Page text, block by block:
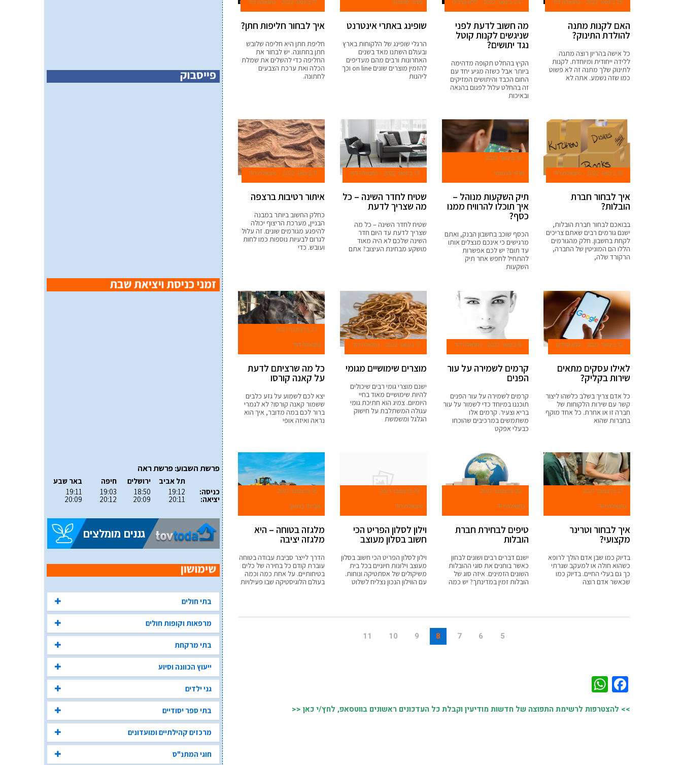
25 בינואר 2022 נתנאלה דוד
האם לקנות מתנה
להולדת התינוק?
כל אישה בהריון רוצה מתנה
ללידה ייחודית ומיוחדת. לקנות
לתינוק שלך מתנה זה לא פשוט
כמו שזה נשמע. אתה לא
24 בינואר 2022 ללא קרדיט
מה חשוב לדעת לפני
שניגשים לקנות קוטל
נגד יתושים?
הקיץ בהחלט תקופה מדהימה
ביותר אבל כשזה מגיע יחד עם
החום הכבד והיתושים המזיקים
זה בהחלט עלול לפגום בהנאה
ובאיכות
מדור פרסומי
שופינג באתרי אינטרנט
הרגלי שופינג של הלקוחות בארץ
ובעולם השתנו מאד בשנים
האחרונות ורבים מהם מעדיפים
להזמין מוצרים שונים on line וכך
ליהנות
17 בינואר 2022 נתנאלה דוד
איך לבחור חליפות חתן?
חליפת חתן היא חליפה שלובש
חתן בחתונה. יש לבחור את
החליפה כדי להשלים את שמלת
הכלה ואת ערכת הצבעים
לחתונה.
16 בינואר 2022 נתנאלה דוד
איך לבחור חברת
הובלות?
בבואכם לבחור חברת הובלות,
ישנם גורמים רבים שאתם צריכים
לקחת בחשבון. חלק מהגורמים
הללו הם המוניטין של החברה,
הרקורד שלה,
16 בינואר 2022
מדור פרסומי
תיק השקעות מנוהל –
איך תוכלו להרוויח ממנו
כסף?
הכסף שוכב בחשבון הבנק, ואתם
מרגישים כי אינכם מנצלים אותו
עד תום? יש לכם אפשרות
להתחיל לחפש אחר תיק
השקעות
13 בינואר 2022 נתנאלה דוד
שטיח לחדר השינה – כל
מה שצריך לדעת
שטיח לחדר השינה – כל מה
שצריך לדעת עד היום חדר
השינה שלכם לא היה מאוד
מושקע מבחינת העיצוב? אתם
11 בינואר 2022 נתנאלה דוד
איתור רטיבות ברצפה
כחלק החשוב ביותר במבנה
הבניין, מערכת הריצוף יכולה
להיפגע מגורמים שונים. זה עלול
לגרום לבעיות נוספות כמו לחות
ועובש. כדי
10 בינואר 2022 ללא קרדיט
לאילו עסקים מתאים
שירות בקליק?
כל אדם צריך בשלב כלשהו ליצור
קשר עם שירות הלקוחות של
חברה זו או אחרת. כל אחד מוקף
בחברות שהוא
8 בינואר 2022 נתנאלה דוד
קרמים לשמירה על עור
הפנים
קרמים לשמירה על עור הפנים
תוכננו במיוחד כדי לשמור על עור
בריא וצעיר. קרמים אלו
משתמשים במרכיבים שהוכחו
כבעלי אפקט
3 בינואר 2022 נתנאלה דוד
מוצרים שימושיים מגומי
ישנם מוצרי גומי רבים שיכולים
להיות שימושיים מאוד בחיי
היומיום. צמיג הוא חתיכת גומי
עגולה המשתלבת על חישוק
הגלגל ומשמשת
23 בדצמבר 2021
נתנאלה דוד
כל מה שרציתם לדעת
על קאנה קורסו
יצא לכם לשמוע על גזע כלבים
ששמור קאנה קורסו? לא לגמרי
ברור לכם במה מדובר, איך הוא
נראה ואיזה אופי
21 בדצמבר 2021
נתנאלה דוד
איך לבחור וטרינר
מקצועי?
בדיוק כמו שבן אדם הולך לרופא
כשהוא חולה או למעקב שגרתי
כך גם בעלי החיים. בדיוק כמו
שכאשר אדם רוצה
20 בדצמבר 2021
נתנאלה דוד
טיפים לבחירת חברת
הובלות
ישנם דברים רבים ושונים לבחון
כאשר בוחנים את סוגי ההובלות
השונים הזמינים. איזה סוג של
הובלות זמין במדינתך? יש כמה
19 בדצמבר 2021
נתנאלה דוד
וילון לסלון הפריט הכי
חשוב בסלון מעוצב
וילון לסלון הפריט הכי חשוב בסלון
מעוצב וילונות חיוניים בכל בית
משיקולים של אסתטיקה ונוחות.
עם הווילון הנכון נצליח לשלוט
16 בדצמבר 2021
אביעד ברטוב
מלגזה בטוחה – היא
מלגזה יציבה
הדרך לייצר סביבת עבודה בטוחה
עוברת קודם כל בחירה של כלים
בטיחותיים. על אחת כמה וכמה
בעולם הלוגיסטיקה שבו פעילויות
5
6
7
8
9
10
11
Facebook
>> להצטרפות לרשימת התפוצה של חדשות מודיעין וקבלת כל העדכונים ראשונים בווטסאפ, לחץ/י כאן <<
פרשת השבוע: פרשת ראה
כניסה:
יציאה:
תל אביב
19:12
20:11
ירושלים
18:50
20:09
חיפה
19:03
20:12
באר שבע
19:11
20:09
בתי חולים
מרפאות וקופות חולים
בתי מרקחת
ייעוץ הכוונה וסיוע
גני ילדים
בתי ספר יסודיים
מרכזים קהילתיים ומועדונים
חוגי המתנ"ס